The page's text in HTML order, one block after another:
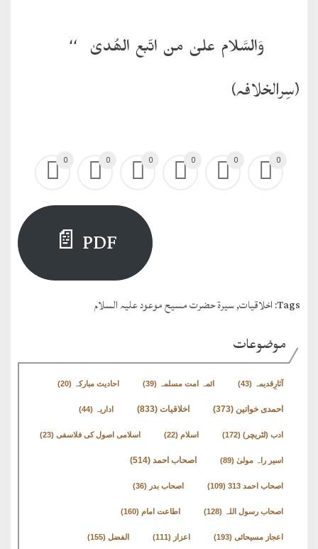
وَالسَّلام علیٰ من اتّبع الھُدیٰ۔‘‘
(سِرالخلافہ)
0 0 0 0 0 0
PDF 📄
Tags: اخلاقیات,سیرۃ حضرت مسیح موعود علیہ السلام
موضوعات
آثارِقدیمہ (43) ائمہ امت مسلمہ (39) احادیث مبارکہ (20)
احمدی خواتین (373) اخلاقیات (833) اداریہ (44)
ادب (لٹریچر) (172) اسلام (22) اسلامی اصول کی فلاسفی (23)
اسیر راہ مولیٰ (89) اصحاب احمد (514)
اصحاب احمد 313 (109) اصحاب بدر (36)
اصحاب رسول اللہ (128) اطاعت امام (160)
اعجاز مسیحائی (193) اعزاز (111) الفضل (155)